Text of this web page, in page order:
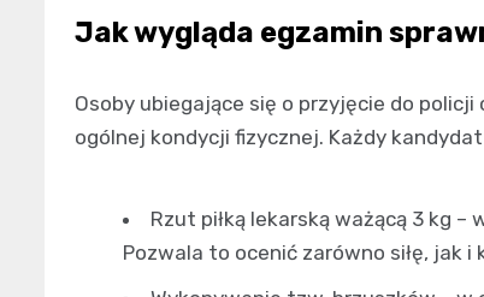
Jak wygląda egzamin
Osoby ubiegające się o przyjęcie do
ogólnej kondycji fizycznej. Każdy
Rzut piłką lekarską ważącą 3 kg
Pozwala to ocenić zarówno siłę, jak i